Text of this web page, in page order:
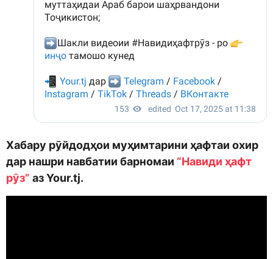
Хабару рӯйдодҳои муҳимтарини ҳафтаи охир
дар нашри навбатии барномаи “Навиди ҳафт
рӯз” аз Your.tj.